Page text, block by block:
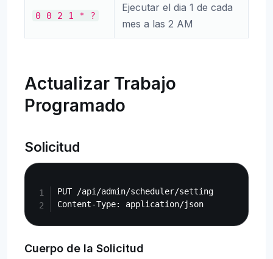
0 0 2 1 * ?
Ejecutar el dia 1 de cada
mes a las 2 AM
Actualizar Trabajo
Programado
Solicitud
PUT /api/admin/scheduler/setting
Cuerpo de la Solicitud